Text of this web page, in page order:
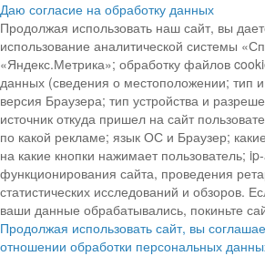
Даю согласие на обработку данных
Продолжая использовать наш сайт, вы
использование аналитической системы
«Яндекс.Метрика»; обработку файлов
данных (сведения о местоположении; тип
версия Браузера; тип устройства и
источник откуда пришел на сайт
по какой рекламе; язык ОС и Браузер;
на какие кнопки нажимает пользователь;
функционирования сайта, проведения
статистических исследований и обзоров.
ваши данные обрабатывались, покиньте
Продолжая использовать сайт, вы
отношении обработки персональных